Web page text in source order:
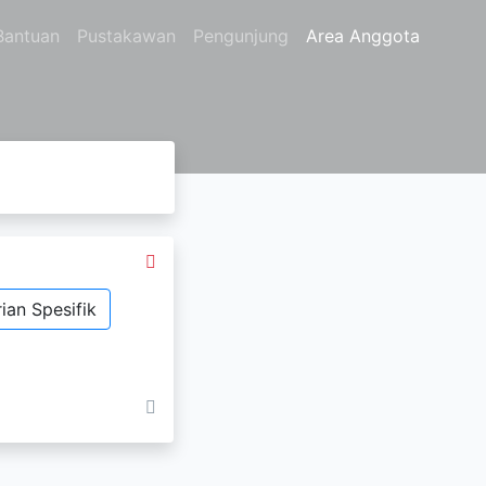
Pustakawan Pengunjung Area Anggota
Spesifik